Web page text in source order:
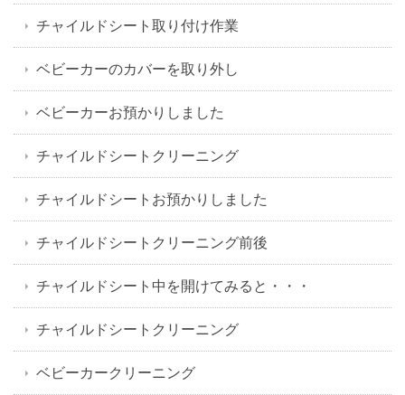
チャイルドシート取り付け作業
ベビーカーのカバーを取り外し
ベビーカーお預かりしました
チャイルドシートクリーニング
チャイルドシートお預かりしました
チャイルドシートクリーニング前後
チャイルドシート中を開けてみると・・・
チャイルドシートクリーニング
ベビーカークリーニング